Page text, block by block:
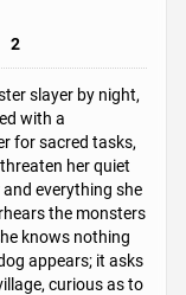
2
slayer by night,
with a
for sacred tasks,
her quiet
and everything she
the monsters
knows nothing
appears; it asks
curious as to